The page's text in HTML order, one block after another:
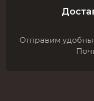
Отправим